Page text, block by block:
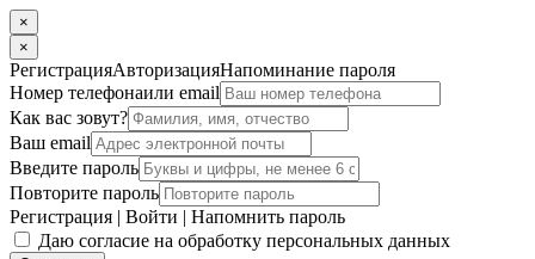
×
×
РегистрацияАвторизацияНапоминание пароля
Номер телефонаили email
Как вас зовут?
Ваш email
Введите пароль
Повторите пароль
Регистрация | Войти | Напомнить пароль
Даю согласие на обработку персональных данных